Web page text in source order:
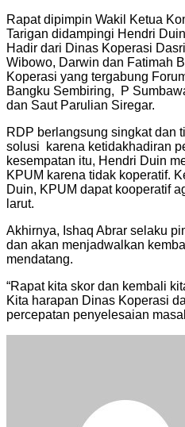
Rapat dipimpin Wakil Ketua
Tarigan didampingi Hendri
Hadir dari Dinas Koperasi
Wibowo, Darwin dan Fatimah
Koperasi yang tergabung
Bangku Sembiring, P
dan Saut Parulian Siregar.
RDP berlangsung singkat dan
solusi karena ketidakhadiran
kesempatan itu, Hendri Duin
KPUM karena tidak koperatif.
Duin, KPUM dapat kooperatif
larut.
Akhirnya, Ishaq Abrar selaku
dan akan menjadwalkan
mendatang.
“Rapat kita skor dan kembali
Kita harapan Dinas Koperasi
percepatan penyelesaian